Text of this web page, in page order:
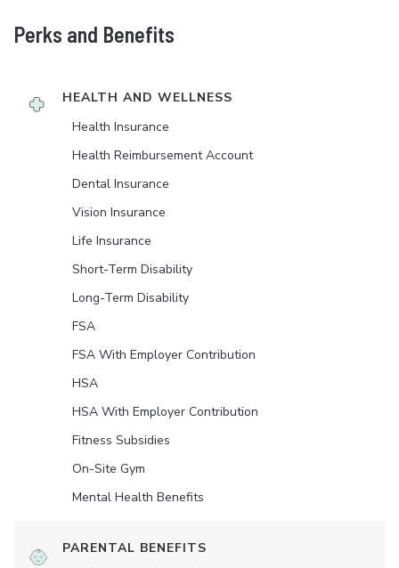
Perks and Benefits
HEALTH AND WELLNESS
Health Insurance
Health Reimbursement Account
Dental Insurance
Vision Insurance
Life Insurance
Short-Term Disability
Long-Term Disability
FSA
FSA With Employer Contribution
HSA
HSA With Employer Contribution
Fitness Subsidies
On-Site Gym
Mental Health Benefits
PARENTAL BENEFITS